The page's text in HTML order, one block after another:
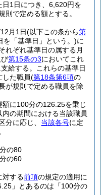
1日につき、6,620円を
則で定める額とする。
月1日(以下この条から第
を「基準日」という。)に
れぞれ基準日の属する月
第15条の3においてこれ
給する。
これらの基準日
た職員(第18条第6項の
が規則で定める職員を除
に100分の126.25を乗じ
の期間における当該職員
分に応じ、 当該各号に定
の80
の60
対する前項の規定の適用に
」とあるのは「100分の